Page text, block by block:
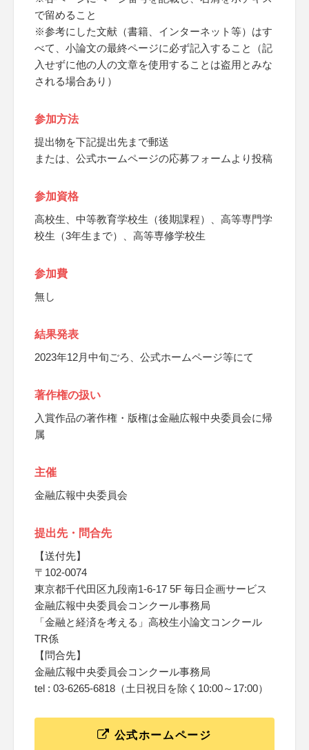
で留めること
※参考にした文献（書籍、インターネット等）はす
べて、小論文の最終ページに必ず記入すること（記
入せずに他の人の文章を使用することは盗用とみな
される場合あり）
参加方法
提出物を下記提出先まで郵送
または、公式ホームページの応募フォームより投稿
参加資格
高校生、中等教育学校生（後期課程）、高等専門学
校生（3年生まで）、高等専修学校生
参加費
無し
結果発表
2023年12月中旬ごろ、公式ホームページ等にて
著作権の扱い
入賞作品の著作権・版権は金融広報中央委員会に帰
属
主催
金融広報中央委員会
提出先・問合先
【送付先】
〒102-0074
東京都千代田区九段南1-6-17 5F 毎日企画サービス
金融広報中央委員会コンクール事務局
「金融と経済を考える」高校生小論文コンクール
TR係
【問合先】
金融広報中央委員会コンクール事務局
tel : 03-6265-6818（土日祝日を除く10:00～17:00）
公式ホームページ